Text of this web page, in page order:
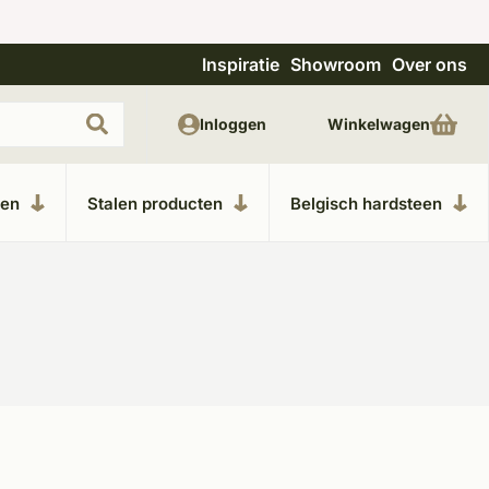
Uitgebreide showroom in Kesteren Unieke
Inspiratie Showroom Over ons
Stalen producten Belgisch hardsteen
Inloggen Winkelwagen